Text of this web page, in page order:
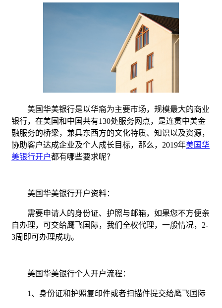
美国华美银行是以华裔为主要市场，规模最大的商业
银行，在美国和中国共有130处服务网点，是连贯中美金
融服务的桥梁，兼具东西方的文化特质、知识以及资源，
协助客户达成企业及个人成长目标，那么，2019年美国华
美银行开户都有哪些要求呢？
美国华美银行开户资料：
需要申请人的身份证、护照与邮箱，如果您不方便亲
自办理，可交给鹰飞国际，我们全权代理，一般情况，2-
3周即可办理成功。
美国华美银行个人开户流程：
1、身份证和护照复印件或者扫描件提交给鹰飞国际